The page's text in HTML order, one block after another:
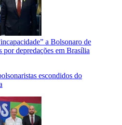
a Bolsonaro de
por depredações em Brasília
escondidos do